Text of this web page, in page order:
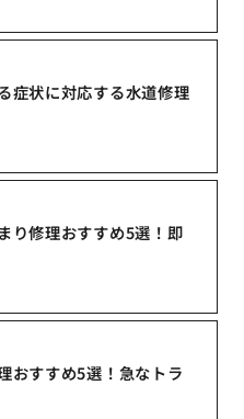
症状に対応する水道修理
り修理おすすめ5選！即
おすすめ5選！急なトラ